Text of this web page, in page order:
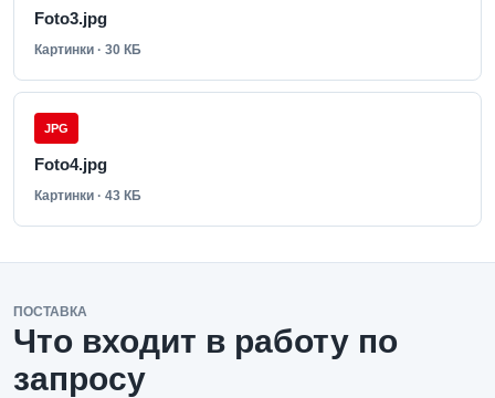
Foto3.jpg
Картинки · 30 КБ
JPG
Foto4.jpg
Картинки · 43 КБ
ПОСТАВКА
Что входит в работу по
запросу